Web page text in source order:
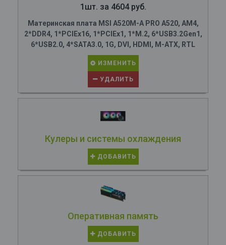
1шт. за 4604 руб.
Материнская плата MSI A520M-A PRO A520, AM4,
2*DDR4, 1*PCIEx16, 1*PCIEx1, 1*M.2, 6*USB3.2Gen1,
6*USB2.0, 4*SATA3.0, 1G, DVI, HDMI, M-ATX, RTL
ИЗМЕНИТЬ
УДАЛИТЬ
Кулеры и системы охлаждения
ДОБАВИТЬ
Оперативная память
ДОБАВИТЬ